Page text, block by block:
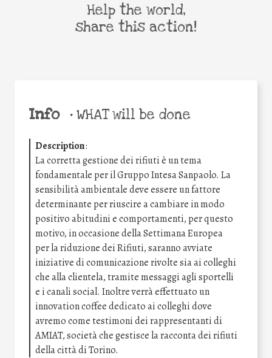
Info •WHAT will be done
Description:
La corretta gestione dei rifiuti è un tema
fondamentale per il Gruppo Intesa Sanpaolo. La
sensibilità ambientale deve essere un fattore
determinante per riuscire a cambiare in modo
positivo abitudini e comportamenti, per questo
motivo, in occasione della Settimana Europea
per la riduzione dei Rifiuti, saranno avviate
iniziative di comunicazione rivolte sia ai colleghi
che alla clientela, tramite messaggi agli sportelli
e i canali social. Inoltre verrà effettuato un
innovation coffee dedicato ai colleghi dove
avremo come testimoni dei rappresentanti di
AMIAT, società che gestisce la racconta dei rifiuti
della città di Torino.
Help the world,
share this action!